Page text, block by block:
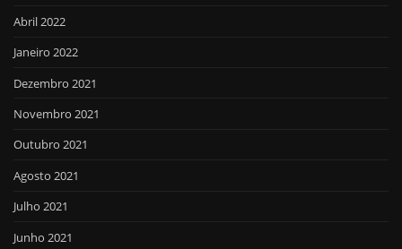
Abril 2022
Janeiro 2022
Dezembro 2021
Novembro 2021
Outubro 2021
Agosto 2021
Julho 2021
Junho 2021